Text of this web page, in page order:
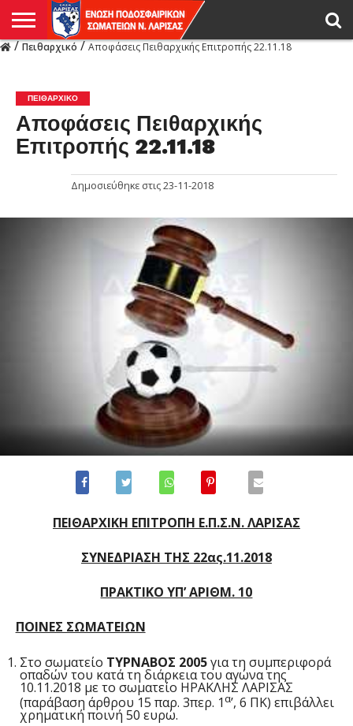
/Πειθαρχικό/Αποφάσεις Πειθαρχικής Επιτροπής 22.11.18
ΠΕΙΘΑΡΧΙΚΌ
Αποφάσεις Πειθαρχικής
Επιτροπής 22.11.18
Δημοσιεύθηκε στις23-11-2018
ΠΕΙΘΑΡΧΙΚΗ ΕΠΙΤΡΟΠΗ Ε.Π.Σ.Ν. ΛΑΡΙΣΑΣ
ΣΥΝΕΔΡΙΑΣΗ ΤΗΣ 22ας.11.2018
ΠΡΑΚΤΙΚΟ ΥΠ’ ΑΡΙΘΜ. 10
ΠΟΙΝΕΣ ΣΩΜΑΤΕΙΩΝ
Στο σωματείο ΤΥΡΝΑΒΟΣ 2005για τη συμπεριφορά
οπαδών του κατά τη διάρκεια του αγώνα της
10.11.2018 με το σωματείο ΗΡΑΚΛΗΣ ΛΑΡΙΣΑΣ
(παράβαση άρθρου 15 παρ. 3περ. 1α’, 6 ΠΚ) επιβάλλει
χρηματική ποινή 50 ευρώ.